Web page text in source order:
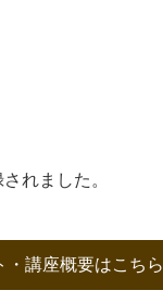
れました。
・講座概要はこちら